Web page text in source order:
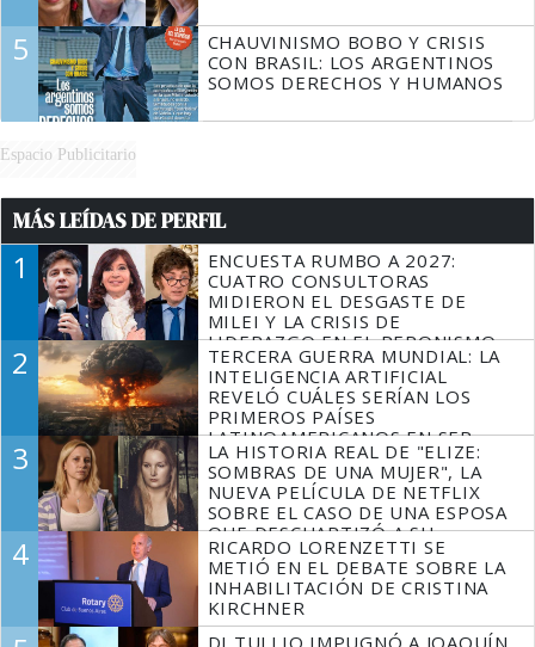
5
CHAUVINISMO BOBO Y CRISIS
CON BRASIL: LOS ARGENTINOS
SOMOS DERECHOS Y HUMANOS
Espacio Publicitario
MÁS LEÍDAS DE PERFIL
1
ENCUESTA RUMBO A 2027:
CUATRO CONSULTORAS
MIDIERON EL DESGASTE DE
MILEI Y LA CRISIS DE
LIDERAZGO EN EL PERONISMO
2
TERCERA GUERRA MUNDIAL: LA
INTELIGENCIA ARTIFICIAL
REVELÓ CUÁLES SERÍAN LOS
PRIMEROS PAÍSES
LATINOAMERICANOS EN SER
DERROTADOS
3
LA HISTORIA REAL DE "ELIZE:
SOMBRAS DE UNA MUJER", LA
NUEVA PELÍCULA DE NETFLIX
SOBRE EL CASO DE UNA ESPOSA
QUE DESCUARTIZÓ A SU
MARIDO
4
RICARDO LORENZETTI SE
METIÓ EN EL DEBATE SOBRE LA
INHABILITACIÓN DE CRISTINA
KIRCHNER
DI TULLIO IMPUGNÓ A JOAQUÍN